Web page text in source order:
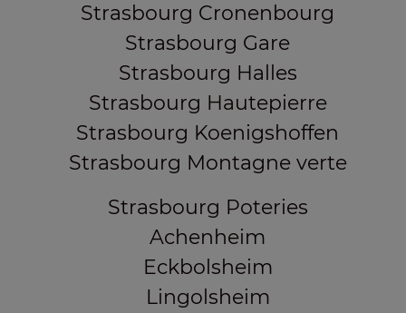
Strasbourg Cronenbourg
Strasbourg Gare
Strasbourg Halles
Strasbourg Hautepierre
Strasbourg Koenigshoffen
Strasbourg Montagne verte
Strasbourg Poteries
Achenheim
Eckbolsheim
Lingolsheim